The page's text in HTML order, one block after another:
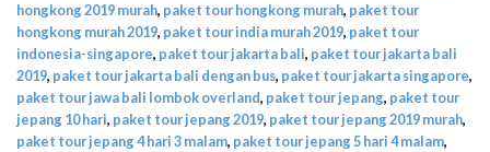
hongkong 2019 murah, paket tour hongkong murah, paket tour
hongkong murah 2019, paket tour india murah 2019, paket tour
indonesia-singapore, paket tour jakarta bali, paket tour jakarta bali
2019, paket tour jakarta bali dengan bus, paket tour jakarta singapore,
paket tour jawa bali lombok overland, paket tour jepang, paket tour
jepang 10 hari, paket tour jepang 2019, paket tour jepang 2019 murah,
paket tour jepang 4 hari 3 malam, paket tour jepang 5 hari 4 malam,